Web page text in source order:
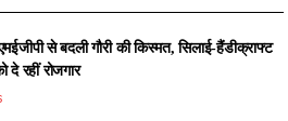
से बदली गौरी की किस्मत, सिलाई-हैंडीक्राफ्ट
दे रहीं रोजगार